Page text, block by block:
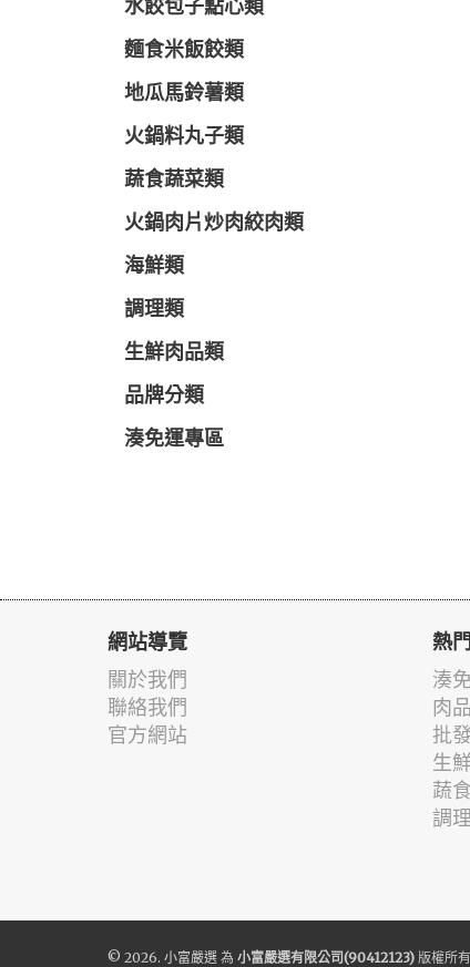
水餃包子點心類
麵食米飯餃類
地瓜馬鈴薯類
火鍋料丸子類
蔬食蔬菜類
火鍋肉片炒肉絞肉類
海鮮類
調理類
生鮮肉品類
品牌分類
湊免運專區
網站導覽
關於我們
聯絡我們
官方網站
熱
湊
肉
批
生
蔬
調
© 2026. 小富嚴選 為 小富嚴選有限公司(90412123) 版權所